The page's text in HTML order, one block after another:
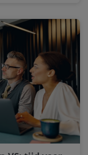
platlegt.